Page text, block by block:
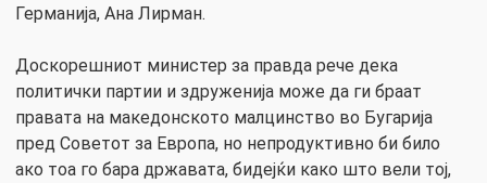
Германија, Ана Лирман.
Доскорешниот министер за правда рече дека
политички партии и здруженија може да ги браат
правата на македонското малцинство во Бугарија
пред Советот за Европа, но непродуктивно би било
ако тоа го бара државата, бидејќи како што вели тој,